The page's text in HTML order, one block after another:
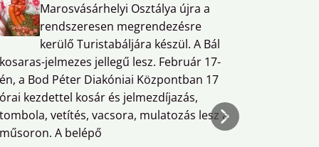
Marosvásárhelyi Osztálya újra a
rendszeresen megrendezésre
kerülő Turistabáljára készül. A Bál
kosaras-jelmezes jellegű lesz. Február 17-
én, a Bod Péter Diakóniai Központban 17
órai kezdettel kosár és jelmezdíjazás,
tombola, vetítés, vacsora, mulatozás lesz a
műsoron. A belépő